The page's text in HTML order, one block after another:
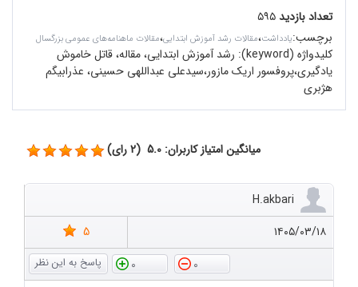
تعداد بازدید۵۹۵
برچسب:یادداشت،مقالات رشد آموزش ابتدایی،مقالات ماهنامه‌های عمومی بزرگسال
کلیدواژه (keyword):
رشد آموزش ابتدایی، مقاله، قاتل خاموش
یادگیری،پروفسور اریک مازور،سیدعلی عبداللهی حسینی، عذرابیگم
هژبری
میانگین امتیاز کاربران: 5.0 (2 رای)
H.akbari
۱۴۰۵/۰۳/۱۸
5
0
0